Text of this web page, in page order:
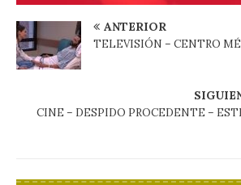
ANTERIOR
TELEVISIÓN – CENTRO
CINE – DESPIDO PROCEDENTE –